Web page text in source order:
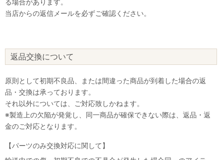
る場合があります。
当店からの返信メールを必ずご確認ください。
返品交換について
原則として初期不良品、または間違った商品が到着した場合の返
品・交換は承っております。
それ以外については、ご対応致しかねます。
※製造上の欠陥が発覚し、同一商品が確保できない際は、返品・返
金のご対応となります。
【パーツのみ交換対応に関して】